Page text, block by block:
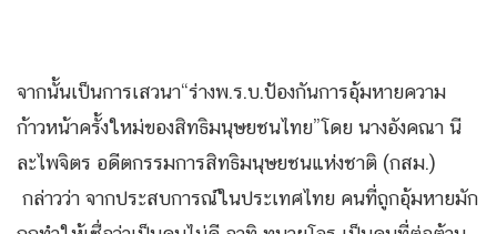
จากนั้นเป็นการเสวนา“ร่างพ.ร.บ.ป้องกันการอุ้มหายความ
ก้าวหน้าครั้งใหม่ของสิทธิมนุษยชนไทย”โดย นางอังคณา นี
ละไพจิตร อดีตกรรมการสิทธิมนุษยชนแห่งชาติ (กสม.)
กล่าวว่า จากประสบการณ์ในประเทศไทย คนที่ถูกอุ้มหายมัก